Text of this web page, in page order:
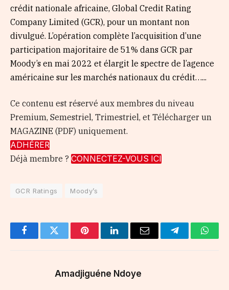
crédit nationale africaine, Global Credit Rating
Company Limited (GCR), pour un montant non
divulgué. L’opération complète l’acquisition d’une
participation majoritaire de 51% dans GCR par
Moody’s en mai 2022 et élargit le spectre de l’agence
américaine sur les marchés nationaux du crédit…...
Ce contenu est réservé aux membres du niveau
Premium, Semestriel, Trimestriel, et Télécharger un
MAGAZINE (PDF) uniquement.
ADHÉRER
Déjà membre ? CONNECTEZ-VOUS ICI
GCR Ratings Moody’s
FacebookTwitter PinterestLinkedInEmail Telegram
Amadjiguéne Ndoye